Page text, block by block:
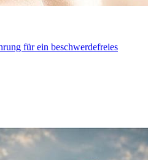
für ein beschwerdefreies